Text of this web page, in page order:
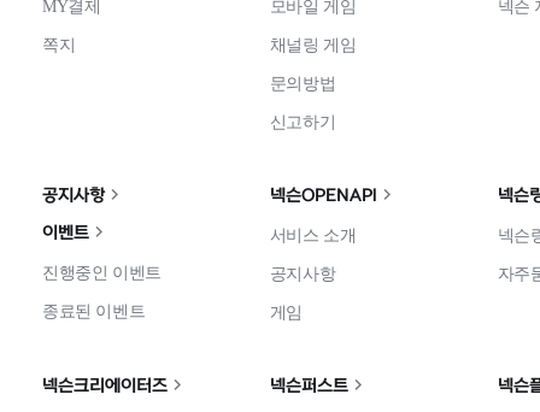
MY결제
쪽지
모바일 게임
채널링 게임
문의방법
신고하기
넥슨
공지사항
이벤트
진행중인 이벤트
종료된 이벤트
넥슨OPENAPI
서비스 소개
공지사항
게임
넥슨
넥슨
자주
넥슨크리에이터즈 넥슨퍼스트
넥슨